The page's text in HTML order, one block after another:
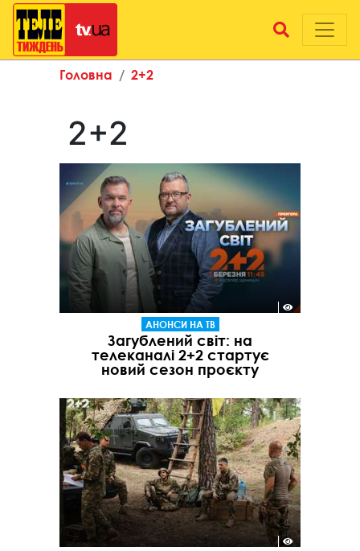
Головна 2+2
2+2
АНОНСИ НА ТВ
Загублений світ: на
телеканалі 2+2 стартує
новий сезон проєкту